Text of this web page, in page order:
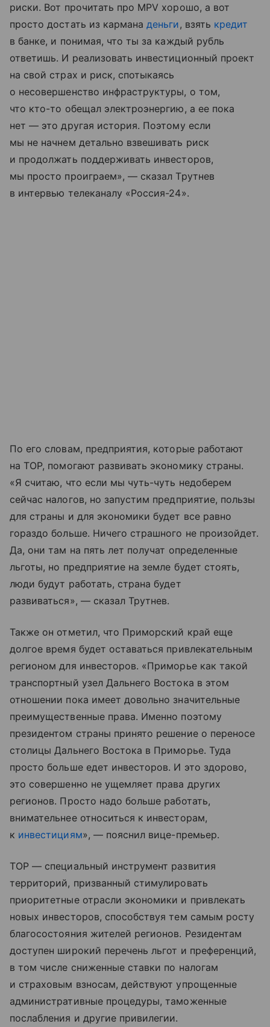
риски. Вот прочитать про MPV хорошо, а вот
просто достать из карманаденьги , взять кредит
в банке, и понимая, что ты за каждый рубль
ответишь. И реализовать инвестиционный проект
на свой страх и риск, спотыкаясь
о несовершенство инфраструктуры, о том,
что кто-то обещал электроэнергию, а ее пока
нет — это другая история. Поэтому если
мы не начнем детально взвешивать риск
и продолжать поддерживать инвесторов,
мы просто проиграем», — сказал Трутнев
в интервью телеканалу «Россия-24».
По его словам, предприятия, которые работают
на ТОР, помогают развивать экономику страны.
«Я считаю, что если мы чуть-чуть недоберем
сейчас налогов, но запустим предприятие, пользы
для страны и для экономики будет все равно
гораздо больше. Ничего страшного не произойдет.
Да, они там на пять лет получат определенные
льготы, но предприятие на земле будет стоять,
люди будут работать, страна будет
развиваться», — сказал Трутнев.
Также он отметил, что Приморский край еще
долгое время будет оставаться привлекательным
регионом для инвесторов. «Приморье как такой
транспортный узел Дальнего Востока в этом
отношении пока имеет довольно значительные
преимущественные права. Именно поэтому
президентом страны принято решение о переносе
столицы Дальнего Востока в Приморье. Туда
просто больше едет инвесторов. И это здорово,
это совершенно не ущемляет права других
регионов. Просто надо больше работать,
внимательнее относиться к инвесторам,
к инвестициям», — пояснил вице-премьер.
ТОР — специальный инструмент развития
территорий, призванный стимулировать
приоритетные отрасли экономики и привлекать
новых инвесторов, способствуя тем самым росту
благосостояния жителей регионов. Резидентам
доступен широкий перечень льгот и преференций,
в том числе сниженные ставки по налогам
и страховым взносам, действуют упрощенные
административные процедуры, таможенные
послабления и другие привилегии.